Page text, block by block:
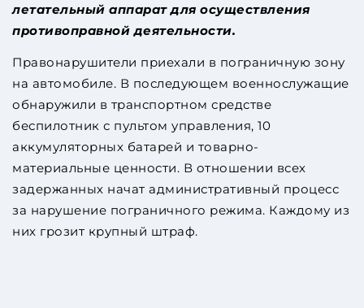
летательный аппарат для осуществления
противоправной деятельности.
Правонарушители приехали в пограничную зону
на автомобиле. В последующем военнослужащие
обнаружили в транспортном средстве
беспилотник с пультом управления, 10
аккумуляторных батарей и товарно-
материальные ценности. В отношении всех
задержанных начат административный процесс
за нарушение пограничного режима. Каждому из
них грозит крупный штраф.